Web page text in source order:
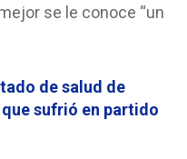
se le conoce “un
de salud de
sufrió en partido